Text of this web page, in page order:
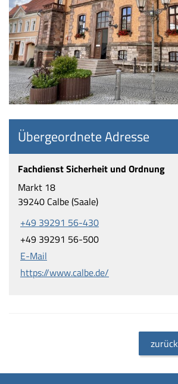
Übergeordnete Adresse
Fachdienst Sicherheit und Ordnung
Markt 18
39240 Calbe (Saale)
+49 39291 56-430
+49 39291 56-500
E-Mail
https://www.calbe.de/
zurück